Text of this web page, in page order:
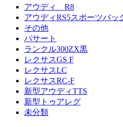
アウディ R8
アウディRS5スポーツバッ
その他
パサート
ランクル300ZX黒
レクサスGS F
レクサスLC
レクサスRC-F
新型アウディTTS
新型トゥアレグ
未分類